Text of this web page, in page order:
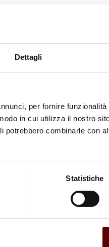
Dettagli
per fornire
in cui utilizza il nostro
combinarle con
Statistiche